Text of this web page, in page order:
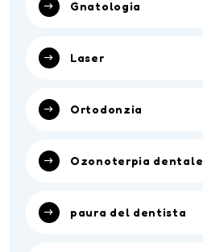
Gnatologia
Laser
Ortodonzia
Ozonoterpia dentale
paura del dentista